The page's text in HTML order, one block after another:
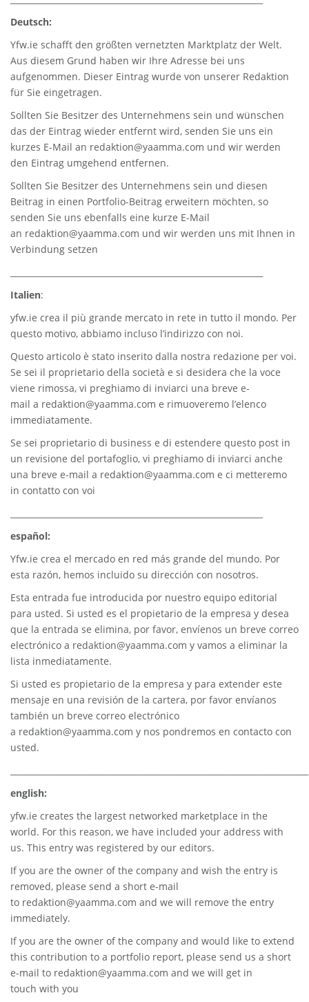
Deutsch:
Yfw.ie schafft den größten vernetzten Marktplatz der Welt.
Aus diesem Grund haben wir Ihre Adresse bei uns
aufgenommen. Dieser Eintrag wurde von unserer Redaktion
für Sie eingetragen.
Sollten Sie Besitzer des Unternehmens sein und wünschen
das der Eintrag wieder entfernt wird, senden Sie uns ein
kurzes E-Mail an redaktion@yaamma.com und wir werden
den Eintrag umgehend entfernen.
Sollten Sie Besitzer des Unternehmens sein und diesen
Beitrag in einen Portfolio-Beitrag erweitern möchten, so
senden Sie uns ebenfalls eine kurze E-Mail
an redaktion@yaamma.com und wir werden uns mit Ihnen in
Verbindung setzen
Italien:
yfw.ie crea il più grande mercato in rete in tutto il mondo. Per
questo motivo, abbiamo incluso l’indirizzo con noi.
Questo articolo è stato inserito dalla nostra redazione per voi.
Se sei il proprietario della società e si desidera che la voce
viene rimossa, vi preghiamo di inviarci una breve e-
mail a redaktion@yaamma.com e rimuoveremo l’elenco
immediatamente.
Se sei proprietario di business e di estendere questo post in
un revisione del portafoglio, vi preghiamo di inviarci anche
una breve e-mail a redaktion@yaamma.com e ci metteremo
in contatto con voi
español:
Yfw.ie crea el mercado en red más grande del mundo. Por
esta razón, hemos incluido su dirección con nosotros.
Esta entrada fue introducida por nuestro equipo editorial
para usted. Si usted es el propietario de la empresa y desea
que la entrada se elimina, por favor, envíenos un breve correo
electrónico a redaktion@yaamma.com y vamos a eliminar la
lista inmediatamente.
Si usted es propietario de la empresa y para extender este
mensaje en una revisión de la cartera, por favor envíanos
también un breve correo electrónico
a redaktion@yaamma.com y nos pondremos en contacto con
usted.
english:
yfw.ie creates the largest networked marketplace in the
world. For this reason, we have included your address with
us. This entry was registered by our editors.
If you are the owner of the company and wish the entry is
removed, please send a short e-mail
to redaktion@yaamma.com and we will remove the entry
immediately.
If you are the owner of the company and would like to extend
this contribution to a portfolio report, please send us a short
e-mail to redaktion@yaamma.com and we will get in
touch with you